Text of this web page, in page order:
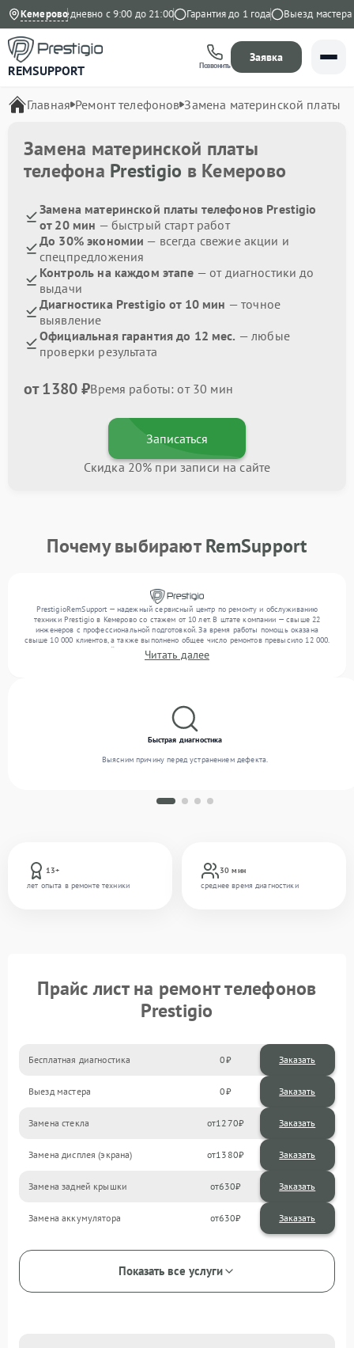
Кемерово
Ежедневно с 9:00 до 21:00 Гарантия до 1 года Выезд мастера
REMSUPPORT Позвонить
Заявка
Главная Ремонт телефонов Замена материнской платы
Замена материнской платы
телефона Prestigio в Кемерово
Замена материнской платы телефонов Prestigio
от 20 мин — быстрый старт работ
До 30% экономии — всегда свежие акции и
спецпредложения
Контроль на каждом этапе — от диагностики до
выдачи
Диагностика Prestigio от 10 мин — точное
выявление
Официальная гарантия до 12 мес. — любые
проверки результата
от 1380 ₽Время работы: от 30 мин
Записаться
Скидка 20% при записи на сайте
Почему выбираютRemSupport
PrestigioRemSupport — надежный сервисный центр по ремонту и обслуживанию
техники Prestigio в Кемерово со стажем от 10 лет. В штате компании — свыше 22
инженеров с профессиональной подготовкой. За время работы помощь оказана
свыше 10 000 клиентов, а также выполнено общее число ремонтов превысило 12 000.
Ежемесячно в сервисный центр поступает свыше 300 единиц техники, включая , , . Мы
устраняем поломки любой сложности и гарантируем высокое качество обслуживания
Читать далее
13+
лет опыта в ремонте техники
30 мин
среднее время диагностики
Быстрая диагностика
Выясним причину перед устранением дефекта.
Прайс лист на ремонт телефонов
Prestigio
Бесплатная диагностика 0 Заказать
Выезд мастера 0 Заказать
Замена стекла 1270
Замена дисплея (экрана) 1380
Замена задней крышки 630
Замена аккумулятора 630
Показать все услуги